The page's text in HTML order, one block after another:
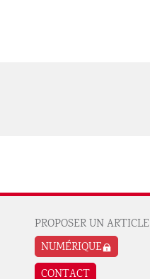
Pied de page revue 2
PROPOSER UN ARTICLE
NUMÉRIQUE
CONTACT